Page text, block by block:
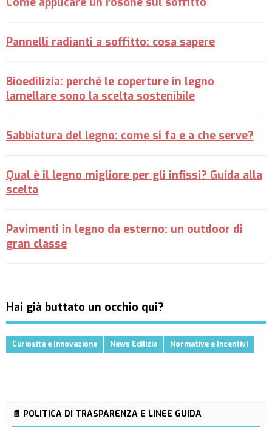
Pannelli radianti a soffitto: cosa sapere
Bioedilizia: perché le coperture in legno
lamellare sono la scelta sostenibile
Sabbiatura del legno: come si fa e a che serve?
Qual è il legno migliore per gli infissi? Guida alla
scelta
Pavimenti in legno da esterno: un outdoor di
gran classe
Hai già buttato un occhio qui?
Curiosità e Innovazione News Edilizia Normative e Incentivi
📄 POLITICA DI TRASPARENZA E LINEE GUIDA